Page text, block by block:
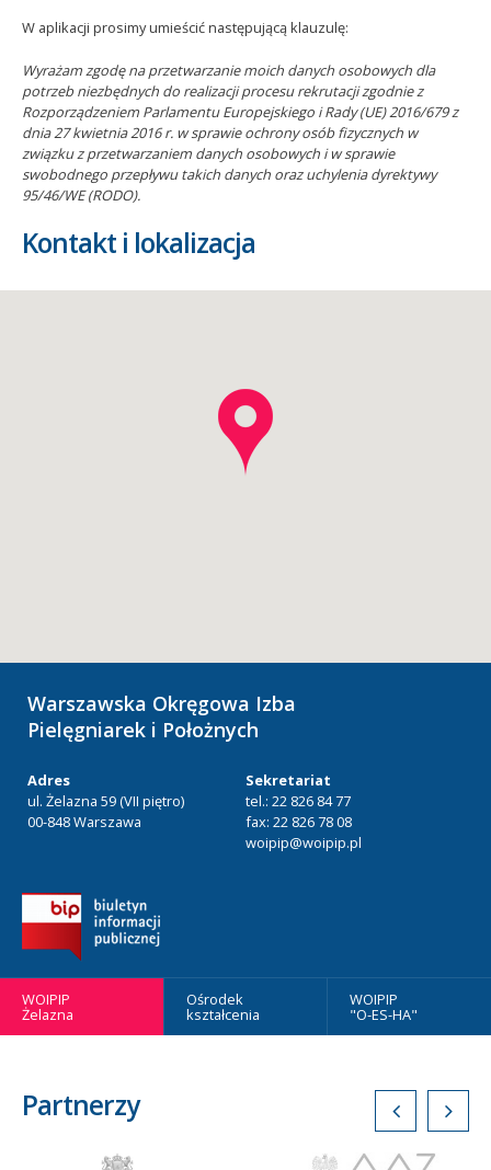
W aplikacji prosimy umieścić następującą klauzulę:
Wyrażam zgodę na przetwarzanie moich danych osobowych dla
potrzeb niezbędnych do realizacji procesu rekrutacji zgodnie z
Rozporządzeniem Parlamentu Europejskiego i Rady (UE) 2016/679 z
dnia 27 kwietnia 2016 r. w sprawie ochrony osób fizycznych w
związku z przetwarzaniem danych osobowych i w sprawie
swobodnego przepływu takich danych oraz uchylenia dyrektywy
95/46/WE (RODO).
Kontakt i lokalizacja
Warszawska Okręgowa Izba
Pielęgniarek i Położnych
Adres
ul. Żelazna 59 (VII piętro)
00-848 Warszawa
Sekretariat
tel.: 22 826 84 77
fax: 22 826 78 08
woipip@woipip.pl
WOIPIP
Żelazna
Ośrodek
kształcenia
WOIPIP
"O-ES-HA"
Partnerzy